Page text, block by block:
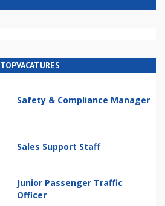
TOPVACATURES
Safety & Compliance Manager
Sales Support Staff
Junior Passenger Traffic
Officer